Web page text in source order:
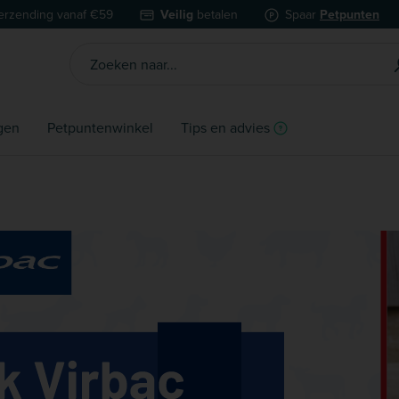
vanaf €59 Veilig betalen Spaar Petpunten
Petpuntenwinkel Tips en advies